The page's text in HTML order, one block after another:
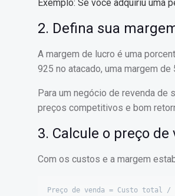
Exemplo: Se você adquiriu uma
2. Defina sua
A margem de lucro é uma
925 no atacado, uma margem
Para um negócio de revenda de
preços competitivos e bom
3. Calcule o preço de
Com os custos e a margem